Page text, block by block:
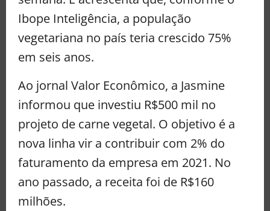
Ibope Inteligência, a população
vegetariana no país teria crescido 75%
em seis anos.
Ao jornal Valor Econômico, a Jasmine
informou que investiu R$500 mil no
projeto de carne vegetal. O objetivo é a
nova linha vir a contribuir com 2% do
faturamento da empresa em 2021. No
ano passado, a receita foi de R$160
milhões.